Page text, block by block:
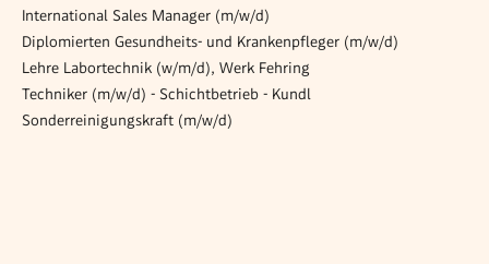
International Sales Manager (m/w/d)
Diplomierten Gesundheits- und Krankenpfleger (m/w/d)
Lehre Labortechnik (w/m/d), Werk Fehring
Techniker (m/w/d) - Schichtbetrieb - Kundl
Sonderreinigungskraft (m/w/d)